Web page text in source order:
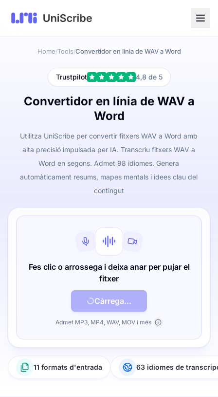
Home/Tools/Convertidor en línia de WAV a Word
Trustpilot 4,8 de 5
Convertidor en línia de WAV a
Word
Utilitza UniScribe per convertir fitxers WAV a Word amb
alta precisió impulsada per IA. Transcriu fitxers WAV a
Word en segons. Admet 98 idiomes. Genera
automàticament resums, mapes mentals i idees clau del
contingut
Fes clic o arrossega i deixa anar per pujar el
fitxer
Càrrega...
Admet MP3, MP4, WAV, MOV i més
11 formats d'entrada 63 idiomes de